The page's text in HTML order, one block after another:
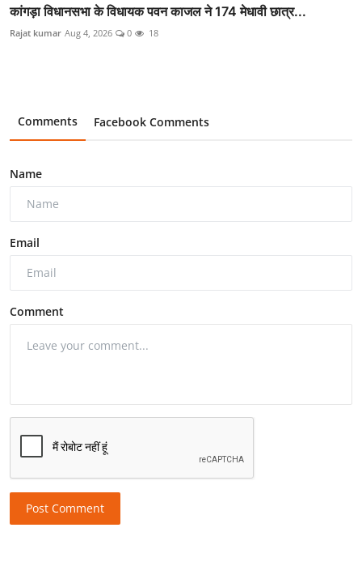
कांगड़ा विधानसभा के विधायक पवन काजल ने 174 मेधावी छात्र...
Rajat kumar Aug 4, 2026 0 18
Comments Facebook Comments
Name
Email
Comment
Post Comment